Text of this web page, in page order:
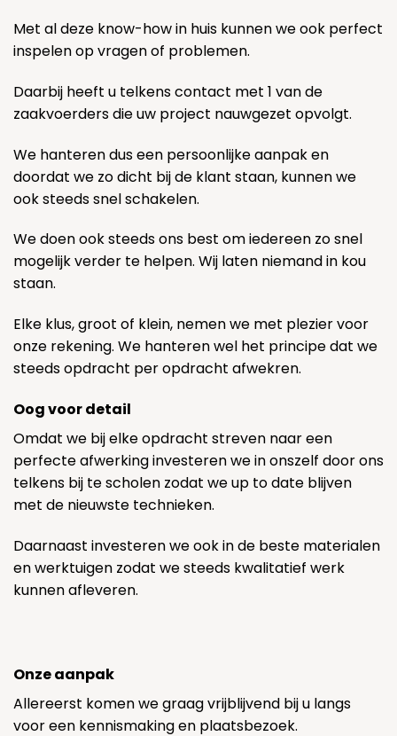
Met al deze know-how in huis kunnen we ook perfect
inspelen op vragen of problemen.
Daarbij heeft u telkens contact met 1 van de
zaakvoerders die uw project nauwgezet opvolgt.
We hanteren dus een persoonlijke aanpak en
doordat we zo dicht bij de klant staan, kunnen we
ook steeds snel schakelen.
We doen ook steeds ons best om iedereen zo snel
mogelijk verder te helpen. Wij laten niemand in kou
staan.
Elke klus, groot of klein, nemen we met plezier voor
onze rekening. We hanteren wel het principe dat we
steeds opdracht per opdracht afwekren.
Oog voor detail
Omdat we bij elke opdracht streven naar een
perfecte afwerking investeren we in onszelf door ons
telkens bij te scholen zodat we up to date blijven
met de nieuwste technieken.
Daarnaast investeren we ook in de beste materialen
en werktuigen zodat we steeds kwalitatief werk
kunnen afleveren.
Onze aanpak
Allereerst komen we graag vrijblijvend bij u langs
voor een kennismaking en plaatsbezoek.